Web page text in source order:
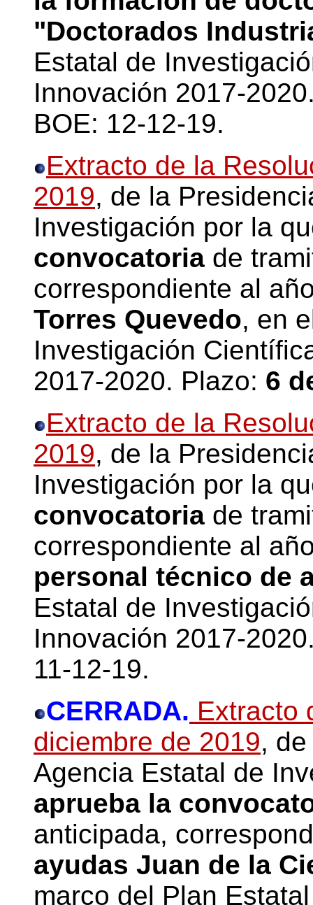
"Doctorados
Estatal de
Innovación 2017-
BOE: 12-12-19.
Extracto de la
2019, de la
Investigación por la
convocatoria de
correspondiente al
Torres Quevedo, en
Investigación
2017-2020. Plazo: 6
Extracto de la
2019, de la
Investigación por la
convocatoria de
correspondiente al
personal técnico de
Estatal de
Innovación 2017-
11-12-19.
CERRADA. Extracto
diciembre de 2019,
Agencia Estatal de
aprueba la
anticipada,
ayudas Juan de la
marco del Plan